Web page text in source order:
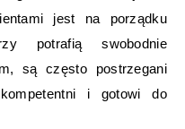
jest na porządku
potrafią swobodnie
są często postrzegani
i gotowi do